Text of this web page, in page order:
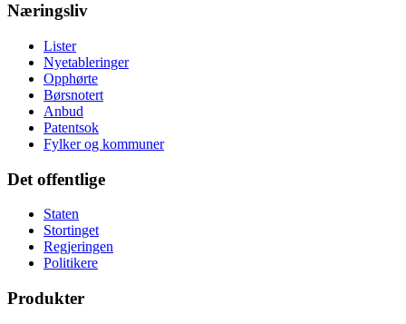
Næringsliv
Lister
Nyetableringer
Opphørte
Børsnotert
Anbud
Patentsok
Fylker og kommuner
Det offentlige
Staten
Stortinget
Regjeringen
Politikere
Produkter